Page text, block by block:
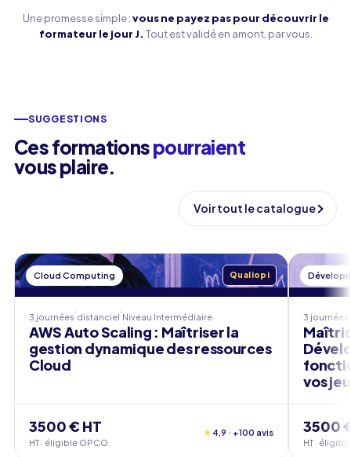
Une promesse simple :vous ne payez pas pour découvrir le
formateur le jour J. Tout est validé en amont, par vous.
SUGGESTIONS
Ces formationspourraient
vous plaire.
Voir tout le catalogue
Cloud Computing Qualiopi
3 journées distanciel Niveau Intermédiaire
AWS Auto Scaling : Maîtriser la
gestion dynamique des ressources
Cloud
3500 € HT
HT · éligible OPCO
★ 4,9 · +100 avis
3 journées
vos
3500
HT ·